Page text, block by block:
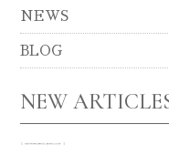
NEWS
BLOG
NEW